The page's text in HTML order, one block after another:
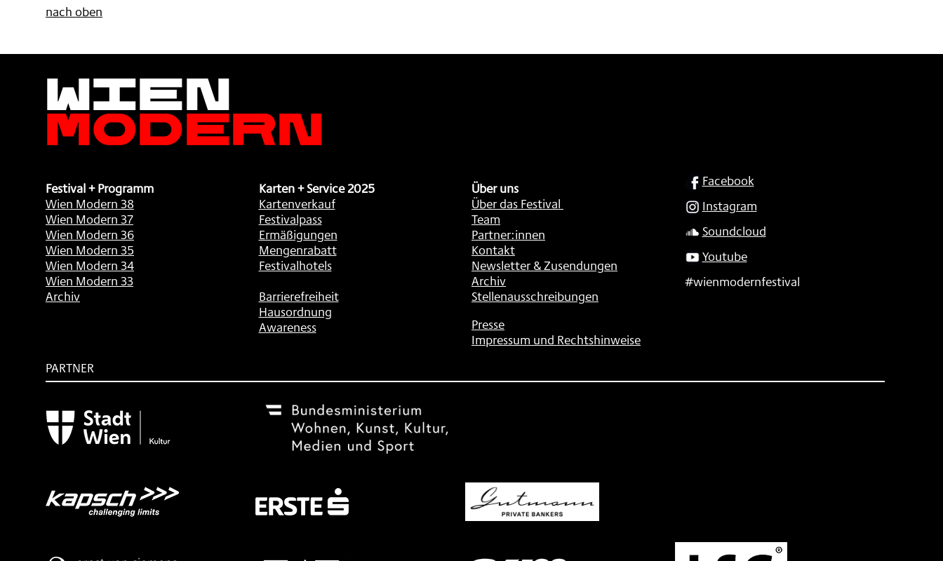
nach oben
Wien
Modern
Festival + Programm
Wien Modern 38
Wien Modern 37
Wien Modern 36
Wien Modern 35
Wien Modern 34
Wien Modern 33
Archiv
Karten + Service 2025
Kartenverkauf
Festivalpass
Ermäßigungen
Mengenrabatt
Festivalhotels
Barrierefreiheit
Hausordnung
Awareness
Über uns
Über das Festival
Team
Partner:innen
Kontakt
Newsletter & Zusendungen
Archiv
Stellenausschreibungen
Presse
Impressum und Rechtshinweise
SOCIAL
Facebook
Instagram
Soundcloud
Youtube
#wienmodernfestival
PARTNER